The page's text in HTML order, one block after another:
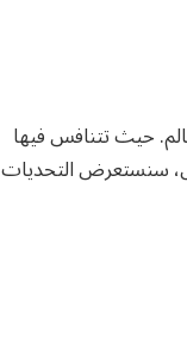
حيث تتنافس فيها
سنستعرض التحديات